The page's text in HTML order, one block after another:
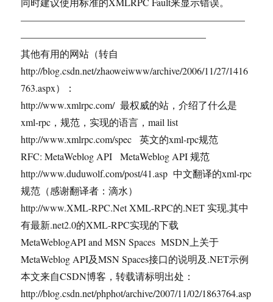
———————————————————————
———————————————————
其他有用的网站（转自
http://blog.csdn.net/zhaoweiwww/archive/2006/11/27/1416
763.aspx）：
http://www.xmlrpc.com/ 最权威的站，介绍了什么是
xml-rpc，规范，实现的语言，mail list
http://www.xmlrpc.com/spec 英文的xml-rpc规范
RFC: MetaWeblog API MetaWeblog API 规范
http://www.duduwolf.com/post/41.asp 中文翻译的xml-rpc
规范（感谢翻译者：滴水）
http://www.XML-RPC.Net XML-RPC的.NET 实现,其中
有最新.net2.0的XML-RPC实现的下载
MetaWeblogAPI and MSN Spaces MSDN上关于
MetaWeblog API及MSN Spaces接口的说明及.NET示例
本文来自CSDN博客，转载请标明出处：
http://blog.csdn.net/phphot/archive/2007/11/02/1863764.asp